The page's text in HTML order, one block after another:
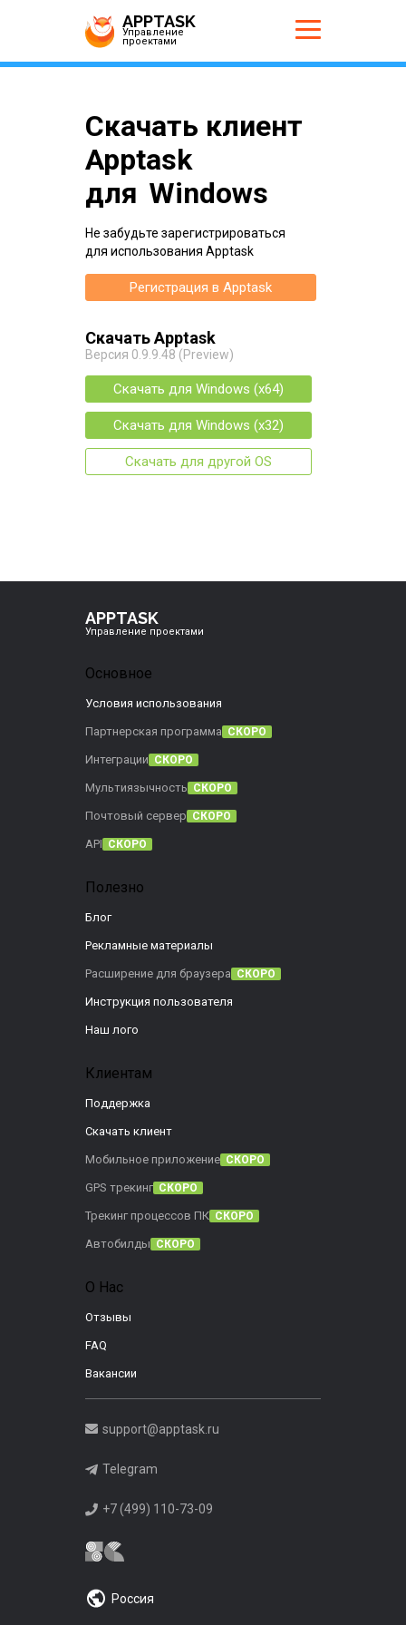
APPTASK
Управление
проектами
Скачать клиент
Apptask
для Windows
Не забудьте зарегистрироваться
для использования Apptask
Регистрация в Apptask
Скачать Apptask
Версия 0.9.9.48 (Preview)
Скачать для Windows (x64)
Скачать для Windows (x32)
Скачать для другой OS
APPTASK
Управление проектами
Основное
Условия использования
Партнерская программа СКОРО
Интеграции СКОРО
Мультиязычность СКОРО
Почтовый сервер СКОРО
API СКОРО
Полезно
Блог
Рекламные материалы
Расширение для браузера СКОРО
Инструкция пользователя
Наш лого
Клиентам
Поддержка
Скачать клиент
Мобильное приложение СКОРО
GPS трекинг СКОРО
Трекинг процессов ПК СКОРО
Автобилды СКОРО
О Нас
Отзывы
FAQ
Вакансии
support@apptask.ru
Telegram
+7 (499) 110-73-09
Россия